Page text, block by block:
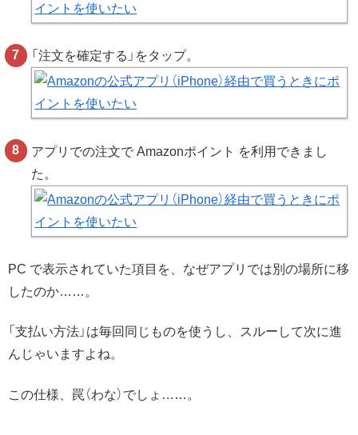
「注文を確定する」をタップ。
アプリでの注文で Amazonポイント を利用できまし
た。
PC で表示されていた項目を、なぜアプリでは別の場所に移
したのか……。
「支払い方法」は毎回同じものを使うし、スルーして次に進
んじゃいますよね。
この仕様、罠（わな）でしょ……。